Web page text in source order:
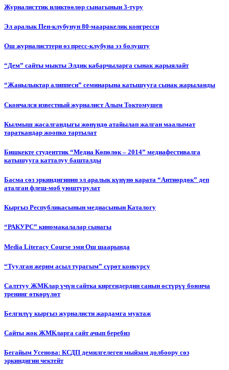
Журналисттик иликтөөлөр сынагынын 3-туру
Эл аралык Пен-клубунун 80-мааракелик конгресси
Ош журналисттери өз пресс-клубуна ээ болушту
“Дем” сайты мыкты Элдик кабарчыларга сынак жарыялайт
“Жаңылыктар алиппеси” семинарына катышууга сынак жарыланды
Cкончался известный журналист Алым Токтомушев
Кылмыш жасалгандыгы жөнүндө атайылап жалган маалымат
тараткандар жоопко тартылат
Бишкекте студенттик “Медиа Көпөлөк – 2014” медиафестивалга
катышууга катталуу башталды
Басма сөз эркиндигинин эл аралык күнүнө карата “Антиөрдөк” деп
аталган флеш-моб уюштурулат
Кыргыз Республикасынын медиасынын Каталогу
“РАКУРС” киномакалалар сынагы
Media Literacy Сourse эми Ош шаарында
“Туулган жерим асыл турагым” сүрөт конкурсу
Салттуу ЖМКлар үчүн сайтка киргендердин санын өстүрүү боюнча
тренинг өткөрүлөт
Белгилүү кыргыз журналисти жардамга муктаж
Сайты жок ЖМКларга сайт ачып беребиз
Бегайым Усенова: КСДП демилгелеген мыйзам долбоору сөз
эркиндигин чектейт